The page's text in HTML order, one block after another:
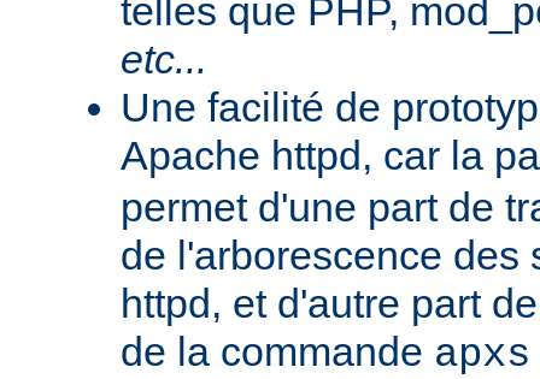
telles que PHP,
etc...
Une facilité de
Apache httpd, car la
permet d'une part de
de l'arborescence des
httpd, et d'autre part
de la commande